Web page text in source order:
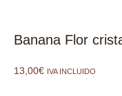
Banana Flor
13,00€ IVA INCLUIDO